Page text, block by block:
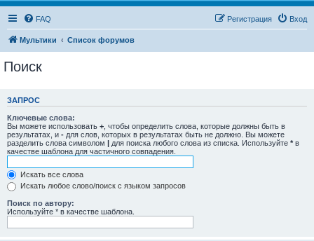
FAQ Вход
Регистрация
Мультики Список форумов
Поиск
ЗАПРОС
Ключевые слова:
Вы можете использовать + , чтобы определить слова, которые должны быть в
результатах, и - для слов, которых в результатах быть не должно. Вы можете
разделить слова символом | для поиска любого слова из списка. Используйте * в
качестве шаблона для частичного совпадения.
Искать все слова
Искать любое слово/поиск с языком запросов
Поиск по автору:
Используйте * в качестве шаблона.